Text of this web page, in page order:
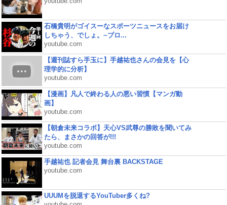
石橋貴明がゴイスーなスポーツニュースをお届け
しちゃう、でしょ。~プロ...
youtube.com
【週刊誌すら手玉に】手越祐也さんの会見を【心
理学的に分析】
youtube.com
【漫画】凡人で終わる人の悪い習慣【マンガ動
画】
youtube.com
【朝倉未来コラボ】天心VS武尊の勝敗を聞いてみ
たら、まさかの回答が!!!
youtube.com
手越祐也 記者会見 舞台裏 BACKSTAGE
youtube.com
UUUMを脱退するYouTuber多くね?